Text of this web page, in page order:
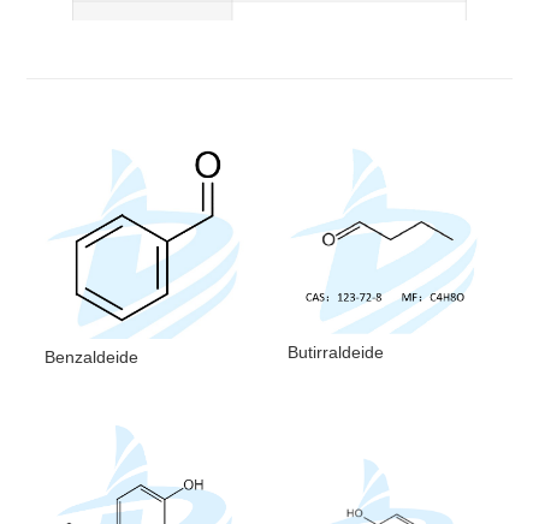
Codici di pericolo
Benzaldeide Butirraldeide